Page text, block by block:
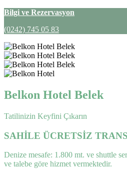
Bilgi ve Rezervasyon
(0242) 745 05 83
Belkon Hotel Belek
Tatilinizin Keyfini Çıkarın
SAHİLE ÜCRETSİZ
Denize mesafe: 1.800 mt. ve shuttle
ve talebe göre hizmet vermektedir.